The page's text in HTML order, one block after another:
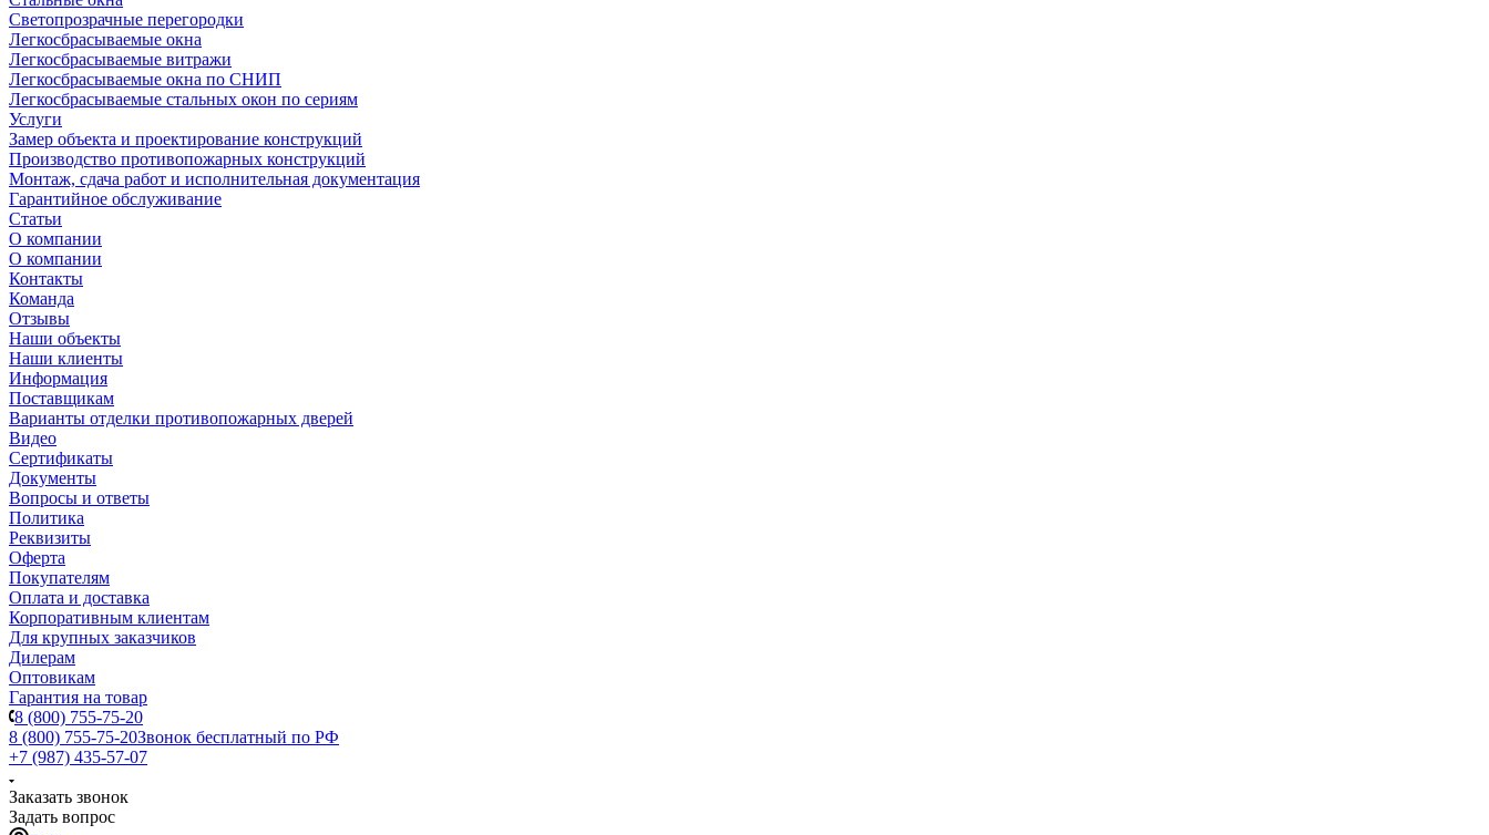
Светопрозрачные перегородки
Легкосбрасываемые окна
Легкосбрасываемые витражи
Легкосбрасываемые окна по СНИП
Легкосбрасываемые стальных окон по сериям
Услуги
Замер объекта и проектирование конструкций
Производство противопожарных конструкций
Монтаж, сдача работ и исполнительная документация
Гарантийное обслуживание
Статьи
О компании
О компании
Контакты
Команда
Отзывы
Наши объекты
Наши клиенты
Информация
Поставщикам
Варианты отделки противопожарных дверей
Видео
Сертификаты
Документы
Вопросы и ответы
Политика
Реквизиты
Оферта
Покупателям
Оплата и доставка
Корпоративным клиентам
Для крупных заказчиков
Дилерам
Оптовикам
Гарантия на товар
8 (800) 755-75-20
8 (800) 755-75-20Звонок бесплатный по РФ
+7 (987) 435-57-07
Заказать звонок
Задать вопрос